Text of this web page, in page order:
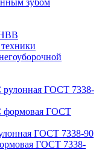
зубом
ГОСТ 7338-
ГОСТ
ГОСТ 7338-90
ГОСТ 7338-